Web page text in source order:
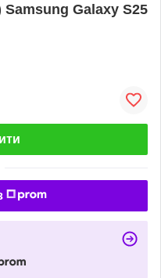
Samsung Galaxy S25